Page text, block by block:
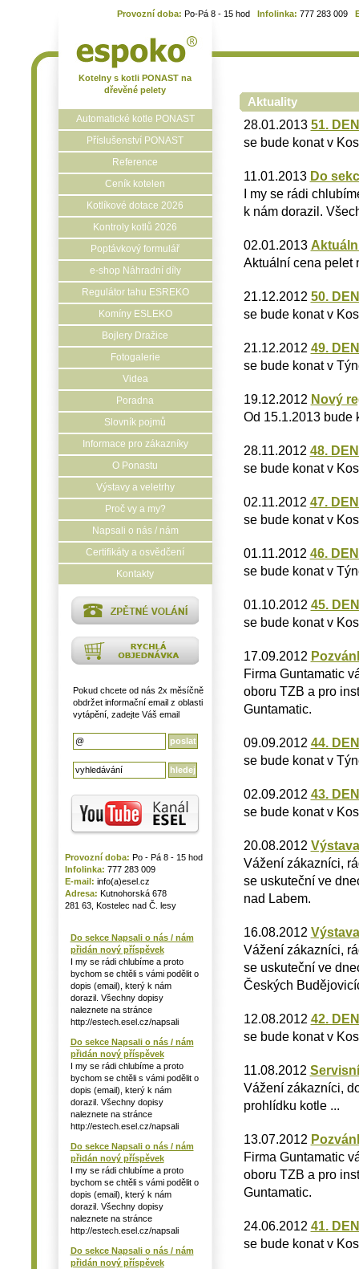
Provozní doba: Po-Pá 8 - 15 hod Infolinka: 777 283 009
Kotelny s kotli PONAST na
dřevěné pelety
Automatické kotle PONAST
Příslušenství PONAST
Reference
Ceník kotelen
Kotlíkové dotace 2026
Kontroly kotlů 2026
Poptávkový formulář
e-shop Náhradní díly
Regulátor tahu ESREKO
Komíny ESLEKO
Bojlery Dražice
Fotogalerie
Videa
Poradna
Slovník pojmů
Informace pro zákazníky
O Ponastu
Výstavy a veletrhy
Proč vy a my?
Napsali o nás / nám
Certifikáty a osvědčení
Kontakty
Pokud chcete od nás 2x měsíčně
obdržet informační email z oblasti
vytápění, zadejte Váš email
Provozní doba: Po - Pá 8 - 15 hod
Infolinka: 777 283 009
E-mail: info(a)esel.cz
Adresa: Kutnohorská 678
281 63, Kostelec nad Č. lesy
Do sekce Napsali o nás / nám
přidán nový příspěvek
I my se rádi chlubíme a proto
bychom se chtěli s vámi podělit o
dopis (email), který k nám
dorazil. Všechny dopisy
naleznete na stránce
http://estech.esel.cz/napsali
Do sekce Napsali o nás / nám
přidán nový příspěvek
I my se rádi chlubíme a proto
bychom se chtěli s vámi podělit o
dopis (email), který k nám
dorazil. Všechny dopisy
naleznete na stránce
http://estech.esel.cz/napsali
Do sekce Napsali o nás / nám
přidán nový příspěvek
I my se rádi chlubíme a proto
bychom se chtěli s vámi podělit o
dopis (email), který k nám
dorazil. Všechny dopisy
naleznete na stránce
http://estech.esel.cz/napsali
Do sekce Napsali o nás / nám
přidán nový příspěvek
Aktuality
28.01.2013 51.
se bude konat v
11.01.2013 Do
I my se rádi
k nám dorazil.
02.01.2013
Aktuální cena pelet
21.12.2012 50.
se bude konat v
21.12.2012 49.
se bude konat v
19.12.2012 Nový
Od 15.1.2013 bude
28.11.2012 48.
se bude konat v
02.11.2012 47.
se bude konat v
01.11.2012 46.
se bude konat v
01.10.2012 45.
se bude konat v
17.09.2012
Firma Guntamatic
oboru TZB a pro
Guntamatic.
09.09.2012 44.
se bude konat v
02.09.2012 43.
se bude konat v
20.08.2012
Vážení zákazníci,
se uskuteční ve
nad Labem.
16.08.2012
Vážení zákazníci,
se uskuteční ve
Českých
12.08.2012 42.
se bude konat v
11.08.2012
Vážení zákazníci,
prohlídku kotle ...
13.07.2012
Firma Guntamatic
oboru TZB a pro
Guntamatic.
24.06.2012 41.
se bude konat v